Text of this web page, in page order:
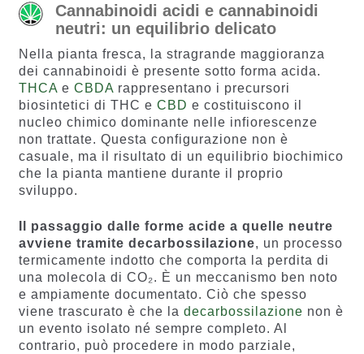
Cannabinoidi acidi e cannabinoidi
neutri: un equilibrio delicato
Nella pianta fresca, la stragrande maggioranza
dei cannabinoidi è presente sotto forma acida.
THCAe CBDArappresentano i precursori
biosintetici di THC e CBD e costituiscono il
nucleo chimico dominante nelle infiorescenze
non trattate. Questa configurazione non è
casuale, ma il risultato di un equilibrio biochimico
che la pianta mantiene durante il proprio
sviluppo.
Il passaggio dalle forme acide a quelle neutre
avviene tramite decarbossilazione, un processo
termicamente indotto che comporta la perdita di
una molecola di CO₂. È un meccanismo ben noto
e ampiamente documentato. Ciò che spesso
viene trascurato è che la decarbossilazione non è
un evento isolato né sempre completo. Al
contrario, può procedere in modo parziale,